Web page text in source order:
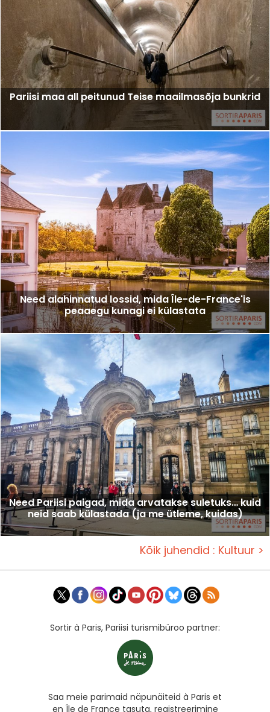
Pariisi maa all peitunud Teise maailmasõja bunkrid
Need alahinnatud lossid, mida Île-de-France'is
peaaegu kunagi ei külastata
Need Pariisi paigad, mida arvatakse suletuks… kuid
neid saab külastada (ja me ütleme, kuidas)
Kõik juhendid : Kultuur >
Sortir à Paris, Pariisi turismibüroo partner:
Saa meie parimaid näpunäiteid à Paris et
en Île de France tasuta, registreerimine